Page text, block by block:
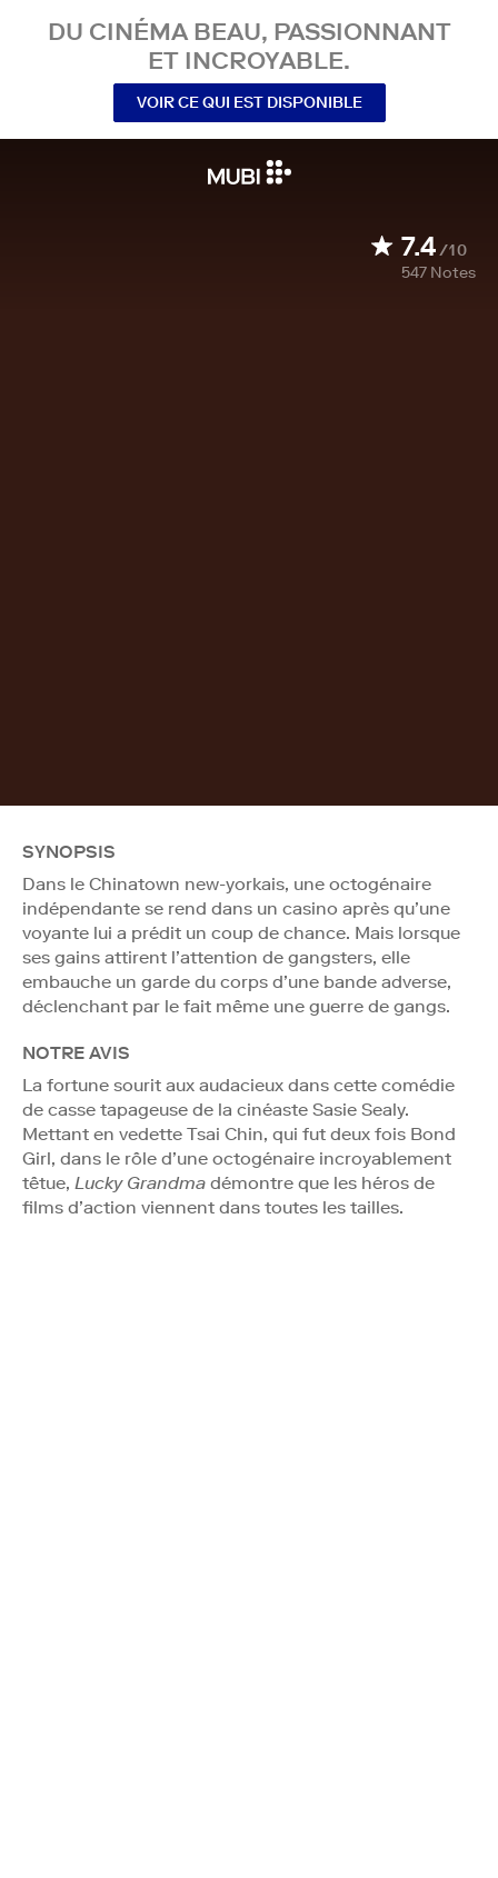
DU CINÉMA BEAU, PASSIONNANT
ET INCROYABLE.
VOIR CE QUI EST DISPONIBLE
7.4/10
547 Notes
SYNOPSIS
Dans le Chinatown new-yorkais, une octogénaire
indépendante se rend dans un casino après qu’une
voyante lui a prédit un coup de chance. Mais lorsque
ses gains attirent l’attention de gangsters, elle
embauche un garde du corps d’une bande adverse,
déclenchant par le fait même une guerre de gangs.
NOTRE AVIS
La fortune sourit aux audacieux dans cette comédie
de casse tapageuse de la cinéaste Sasie Sealy.
Mettant en vedette Tsai Chin, qui fut deux fois Bond
Girl, dans le rôle d’une octogénaire incroyablement
têtue, Lucky Grandma démontre que les héros de
films d’action viennent dans toutes les tailles.